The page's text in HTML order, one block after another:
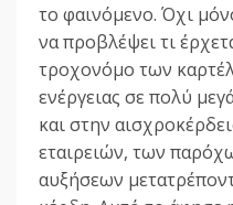
το φαινόμενο. Όχι
να προβλέψει τι
τροχονόμο των
ενέργειας σε πολύ
και στην
εταιρειών, των
αυξήσεων